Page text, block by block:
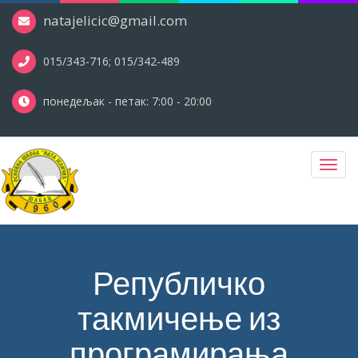
natajelicic@gmail.com
015/343-716; 015/342-489
понедељак - петак: 7:00 - 20:00
Републичко
такмичење из